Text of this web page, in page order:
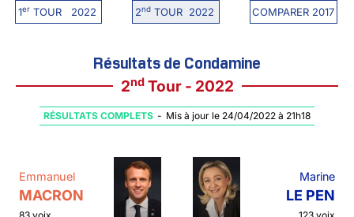
1erTOUR 2022 2ndTOUR 2022 COMPARER 2017
Résultats de Condamine
2ndTour - 2022
RÉSULTATS COMPLETS - Mis à jour le 24/04/2022 à 21h18
Emmanuel
MACRON
Marine
LE PEN